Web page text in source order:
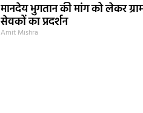
मानदेय भुगतान की मांग को लेकर
सेवकों का प्रदर्शन
Amit Mishra